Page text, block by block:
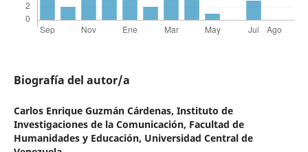
Biografía del autor/a
Carlos Enrique Guzmán Cárdenas, Instituto de
Investigaciones de la Comunicación, Facultad de
Humanidades y Educación, Universidad Central de